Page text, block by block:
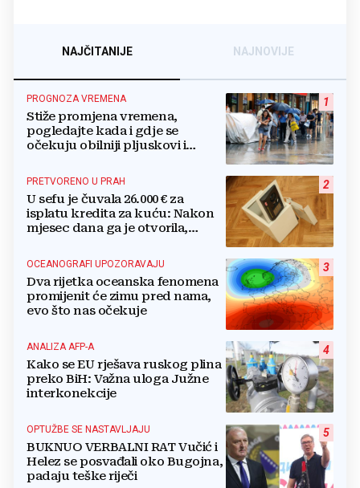
NAJČITANIJE NAJNOVIJE
1
PROGNOZA VREMENA
Stiže promjena vremena,
pogledajte kada i gdje se
očekuju obilniji pljuskovi i
2
PRETVORENO U PRAH
U sefu je čuvala 26.000 € za
isplatu kredita za kuću: Nakon
mjesec dana ga je otvorila,
3
OCEANOGRAFI UPOZORAVAJU
Dva rijetka oceanska fenomena
promijenit će zimu pred nama,
evo što nas očekuje
4
ANALIZA AFP-A
Kako se EU rješava ruskog plina
preko BiH: Važna uloga Južne
interkonekcije
5
OPTUŽBE SE NASTAVLJAJU
BUKNUO VERBALNI RAT Vučić i
Helez se posvađali oko Bugojna,
padaju teške riječi